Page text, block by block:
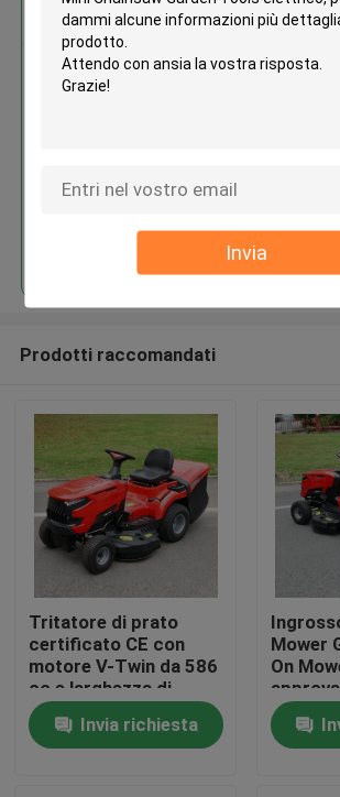
Invia
Casa.
Prodotti
Ottieni il miglior
21V ramo tenuto
Prodotti raccomandati
Tritatore di prato
certificato CE con
motore V-Twin da 586
cc e larghezza di
taglio di 40,2 pollici
con catturatore di
erba da 245 litri
Invia richiesta
Mower
On
420cc
di
prato